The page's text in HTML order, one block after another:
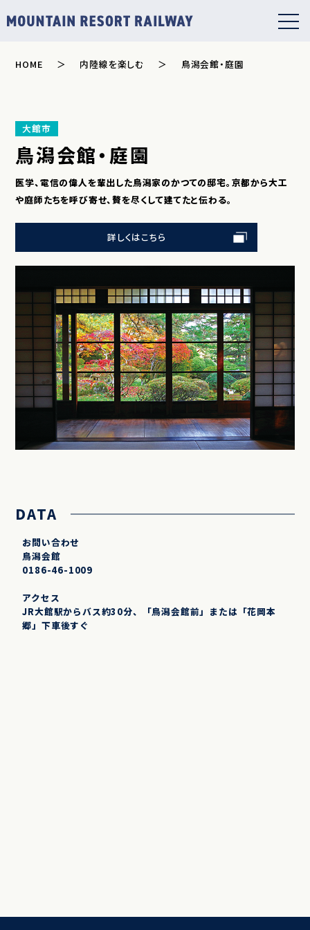
HOME 内陸線を楽しむ 鳥潟会館・庭園
大館市
鳥潟会館・庭園
医学、電信の偉人を輩出した鳥潟家のかつての邸宅。京都から大工
や庭師たちを呼び寄せ、贅を尽くして建てたと伝わる。
詳しくはこちら
DATA
お問い合わせ
鳥潟会館
0186-46-1009
アクセス
JR大館駅からバス約30分、「鳥潟会館前」または「花岡本
郷」下車後すぐ